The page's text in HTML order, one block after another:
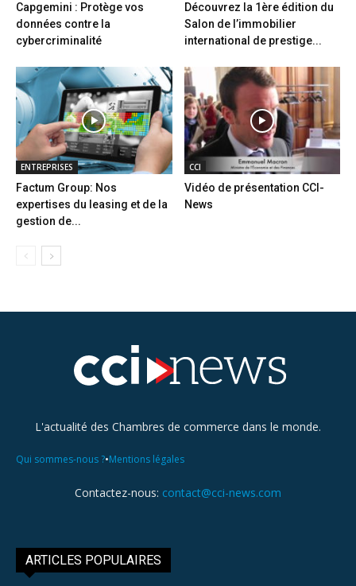
Capgemini : Protège vos
données contre la
cybercriminalité
Découvrez la 1ère édition du
Salon de l’immobilier
international de prestige...
ENTREPRISES
Factum Group: Nos
expertises du leasing et de la
gestion de...
CCI
Vidéo de présentation CCI-
News
L'actualité des Chambres de commerce dans le monde.
Qui sommes-nous ?•Mentions légales
Contactez-nous: contact@cci-news.com
ARTICLES POPULAIRES